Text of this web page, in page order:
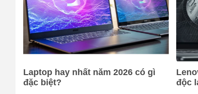
Laptop hay nhất năm 2026 có gì
đặc biệt?
độc